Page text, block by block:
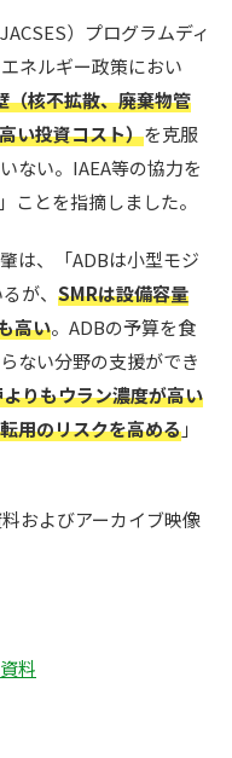
）プログラムディ
ネルギー政策におい
（核不拡散、廃棄物管
い投資コスト）を克服
ない。IAEA等の協力を
ことを指摘しました。
は、「ADBは小型モジ
が、 SMRは設備容量
高い。ADBの予算を食
ない分野の支援ができ
りもウラン濃度が高い
用のリスクを高める」
およびアーカイブ映像
料